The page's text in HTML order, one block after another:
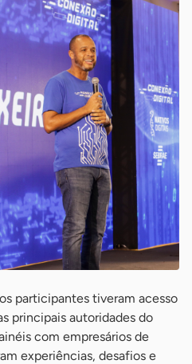
participantes tiveram acesso
principais autoridades do
com empresários de
experiências, desafios e